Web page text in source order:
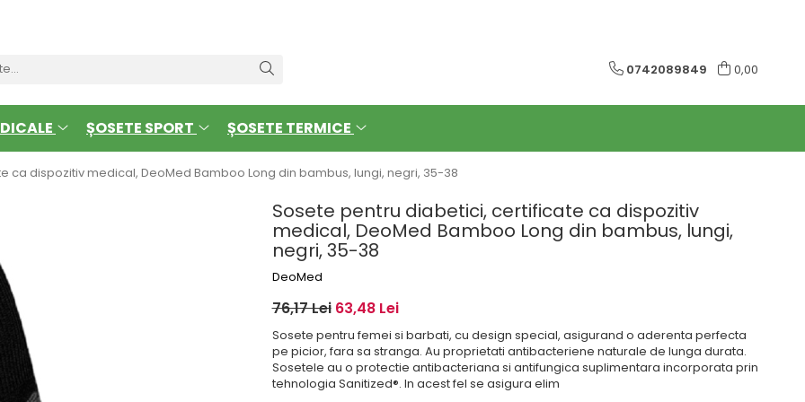
0742089849 0,00
ȘOSETE SPORT ȘOSETE TERMICE
ca dispozitiv medical, DeoMed Bamboo Long din bambus, lungi, negri, 35-38
Sosete pentru diabetici, certificate ca dispozitiv
medical, DeoMed Bamboo Long din bambus, lungi,
negri, 35-38
DeoMed
76,17 Lei 63,48 Lei
Sosete pentru femei si barbati, cu design special, asigurand o aderenta perfecta
pe picior, fara sa stranga. Au proprietati antibacteriene naturale de lunga durata.
Sosetele au o protectie antibacteriana si antifungica suplimentara incorporata prin
tehnologia Sanitized®. In acest fel se asigura elim